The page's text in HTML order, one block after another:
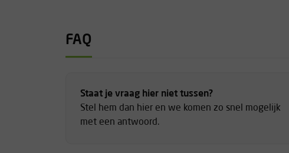
FAQ
Staat je vraag hier niet tussen?
Stel hem dan hier en we komen zo snel mogelijk
met een antwoord.